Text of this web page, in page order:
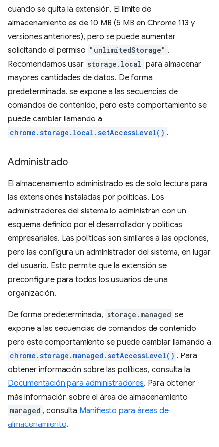
cuando se quita la extensión. El límite de
almacenamiento es de 10 MB (5 MB en Chrome 113 y
versiones anteriores), pero se puede aumentar
solicitando el permiso "unlimitedStorage" .
Recomendamos usar storage.local para almacenar
mayores cantidades de datos. De forma
predeterminada, se expone a las secuencias de
comandos de contenido, pero este comportamiento se
puede cambiar llamando a
chrome.storage.local.setAccessLevel() .
Administrado
El almacenamiento administrado es de solo lectura para
las extensiones instaladas por políticas. Los
administradores del sistema lo administran con un
esquema definido por el desarrollador y políticas
empresariales. Las políticas son similares a las opciones,
pero las configura un administrador del sistema, en lugar
del usuario. Esto permite que la extensión se
preconfigure para todos los usuarios de una
organización.
De forma predeterminada, storage.managed se
expone a las secuencias de comandos de contenido,
pero este comportamiento se puede cambiar llamando a
chrome.storage.managed.setAccessLevel() . Para
obtener información sobre las políticas, consulta la
Documentación para administradores. Para obtener
más información sobre el área de almacenamiento
managed , consulta Manifiesto para áreas de
almacenamiento.